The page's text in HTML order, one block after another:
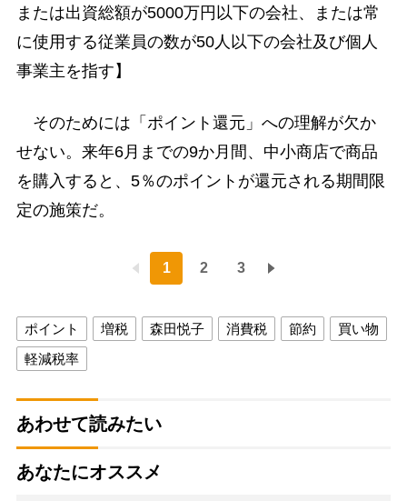
または出資総額が5000万円以下の会社、または常
に使用する従業員の数が50人以下の会社及び個人
事業主を指す】
そのためには「ポイント還元」への理解が欠か
せない。来年6月までの9か月間、中小商店で商品
を購入すると、5％のポイントが還元される期間限
定の施策だ。
1 2 3
ポイント 増税 森田悦子 消費税 節約
買い物
軽減税率
あわせて読みたい
あなたにオススメ